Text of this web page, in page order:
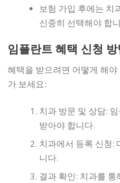
보험 가입 후에는 치
신중히 선택해야 합
임플란트 혜택 신청 방
혜택을 받으려면 어떻게 해
가 보세요:
치과 방문 및 상담:
받아야 합니다.
치과에서 등록 신청:
니다.
결과 확인: 치과를